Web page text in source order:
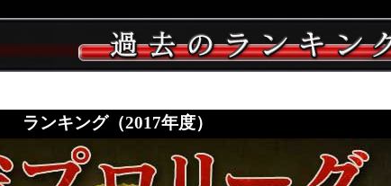
ランキング（2017年度）